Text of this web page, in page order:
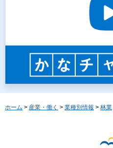
ホーム > 産業・働く > 業種別情報 > 林業